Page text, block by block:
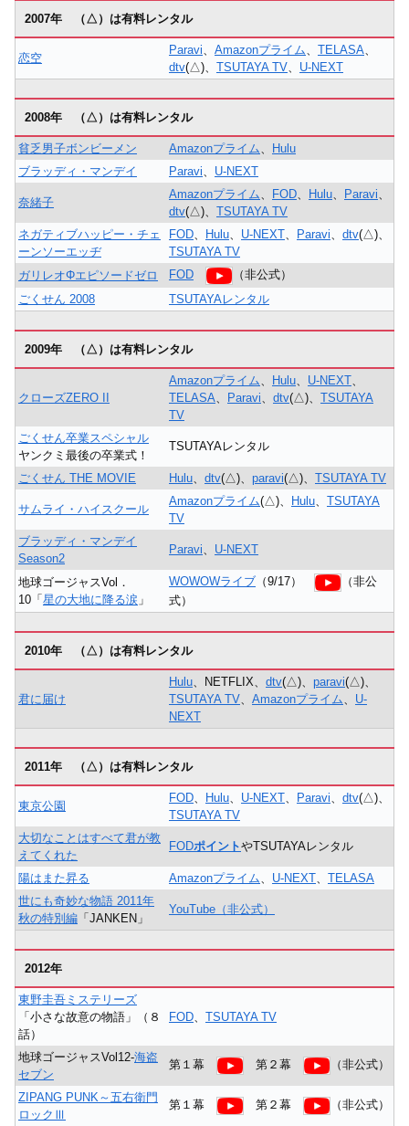
2007年 （△）は有料レンタル
恋空
Paravi、 Amazonプライム、 TELASA、
dtv(△)、 TSUTAYA TV、 U-NEXT
2008年 （△）は有料レンタル
貧乏男子ボンビーメン Amazonプライム、
Hulu
ブラッディ・マンデイ
Paravi、 U-NEXT
奈緒子
Amazonプライム、 FOD、 Hulu、 Paravi、
dtv(△)、 TSUTAYA TV
ネガティブハッピー・チェ
ーンソーエッヂ
FOD、 Hulu、 U-NEXT、 Paravi、 dtv(△)、
TSUTAYA TV
ガリレオΦエピソードゼロ
FOD
（非公式）
ごくせん 2008
TSUTAYAレンタル
2009年 （△）は有料レンタル
クローズZERO II
Amazonプライム、 Hulu、 U-NEXT、
TELASA、 Paravi、 dtv(△)、 TSUTAYA
TV
ごくせん卒業スペシャル
ヤンクミ最後の卒業式！
TSUTAYAレンタル
ごくせん THE MOVIE Hulu、 dtv(△)、 paravi(△)、 TSUTAYA TV
サムライ・ハイスクール
Amazonプライム(△)、 Hulu、 TSUTAYA
TV
ブラッディ・マンデイ
Season2
Paravi、 U-NEXT
地球ゴージャスVol．
10「 星の大地に降る涙 」
WOWOWライブ （9/17）
（非公
式）
2010年 （△）は有料レンタル
君に届け
Hulu、NETFLIX、 dtv(△)、 paravi(△)、
TSUTAYA TV、 Amazonプライム、 U-
NEXT
2011年 （△）は有料レンタル
東京公園
FOD、 Hulu、 U-NEXT、 Paravi、 dtv(△)、
TSUTAYA TV
大切なことはすべて君が教
えてくれた
FODポイントやTSUTAYAレンタル
陽はまた昇る Amazonプライム、 U-NEXT、 TELASA
世にも奇妙な物語 2011年
秋の特別編 「JANKEN」
YouTube（非公式）
2012年
東野圭吾ミステリーズ
「小さな故意の物語」（８
話）
FOD、 TSUTAYA TV
地球ゴージャスVol12-海盗
セブン
第１幕 第２幕 （非公式）
ZIPANG PUNK～五右衛門
ロックⅢ
第１幕 第２幕 （非公式）